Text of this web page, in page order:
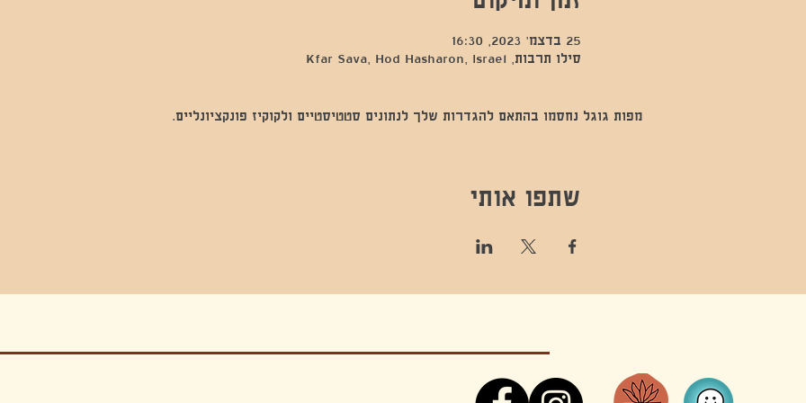
25 בדצמ׳ 2023, 16:30
סילו תרבות, Kfar Sava, Hod Hasharon, Israel
מפות גוגל נחסמו בהתאם להגדרות שלך לנתונים סטטיסטיים ולקוקיז פונקציונליים.
שתפו אותי